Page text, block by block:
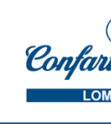
contenuto